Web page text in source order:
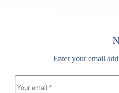
Enter your email